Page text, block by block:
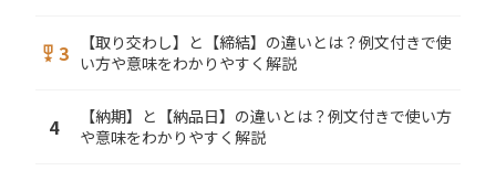
military_tech 3
【取り交わし】と【締結】の違いとは？例文付きで使
い方や意味をわかりやすく解説
4
【納期】と【納品日】の違いとは？例文付きで使い方
や意味をわかりやすく解説